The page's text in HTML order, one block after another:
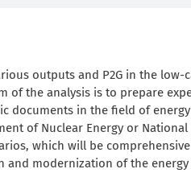
outputs and P2G in the low-
of the analysis is to prepare
documents in the field of
of Nuclear Energy or
which will be
and modernization of the